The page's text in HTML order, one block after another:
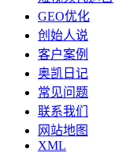
GEO优化
创始人说
客户案例
奥凯日记
常见问题
联系我们
网站地图
XML